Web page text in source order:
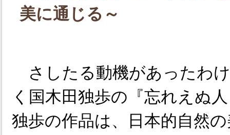
美に通じる～
さしたる動機があったわ
く国木田独歩の『忘れえぬ
独歩の作品は、日本的自然